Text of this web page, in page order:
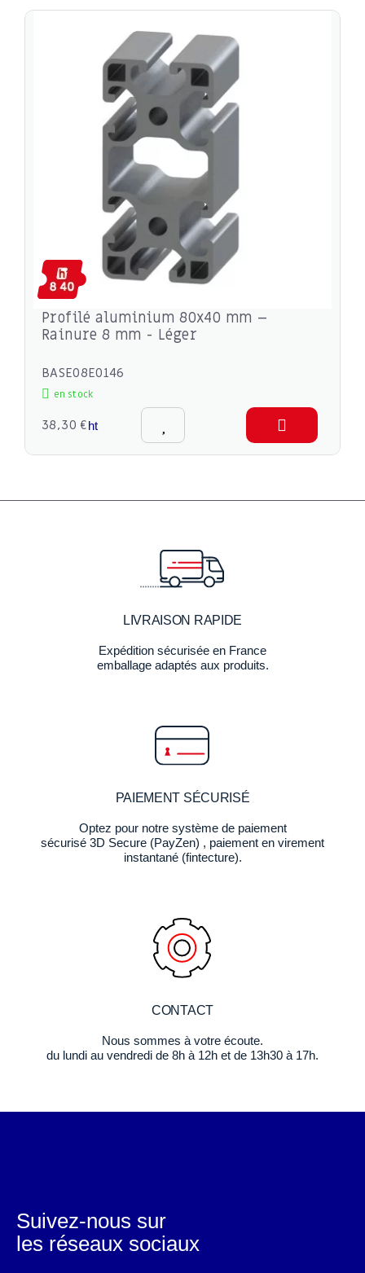
Profilé aluminium 80x40 mm –
Rainure 8 mm - Léger
BASE08E0146
en stock
38,30 €ht
LIVRAISON RAPIDE
Expédition sécurisée en France
emballage adaptés aux produits.
PAIEMENT SÉCURISÉ
Optez pour notre système de paiement
sécurisé 3D Secure (PayZen) , paiement en virement
instantané (fintecture).
CONTACT
Nous sommes à votre écoute.
du lundi au vendredi de 8h à 12h et de 13h30 à 17h.
Suivez-nous sur
les réseaux sociaux